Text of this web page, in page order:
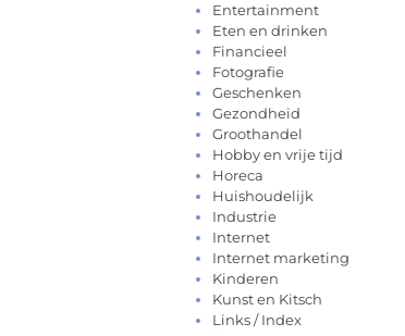
Entertainment
Eten en drinken
Financieel
Fotografie
Geschenken
Gezondheid
Groothandel
Hobby en vrije tijd
Horeca
Huishoudelijk
Industrie
Internet
Internet marketing
Kinderen
Kunst en Kitsch
Links / Index